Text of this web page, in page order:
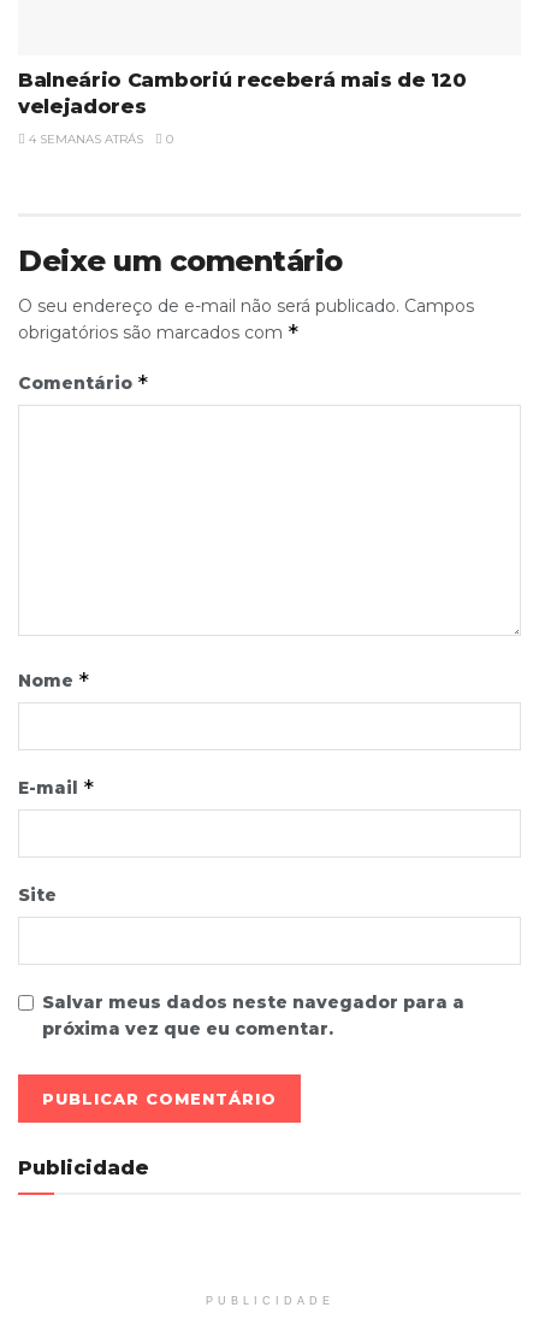
Balneário Camboriú receberá mais de 120
velejadores
4 SEMANAS ATRÁS 0
Deixe um comentário
O seu endereço de e-mail não será publicado. Campos
obrigatórios são marcados com *
Comentário *
Nome *
E-mail *
Site
Salvar meus dados neste navegador para a
próxima vez que eu comentar.
Publicidade
PUBLICIDADE